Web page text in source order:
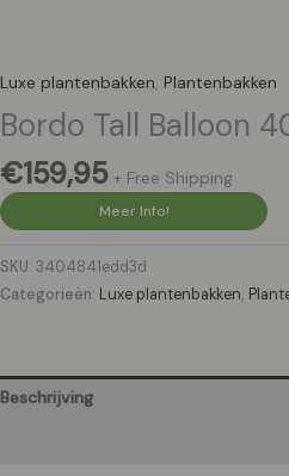
Luxe plantenbakken, Plantenbakken
Bordo Tall Balloon
€159,95 + Free Shipping
Meer Info!
SKU: 3404841edd3d
Categorieën: Luxe plantenbakken,
Beschrijving